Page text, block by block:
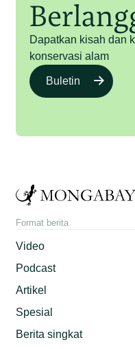
Dapatkan kisah dan
konservasi alam
Buletin
Format berita
Video
Podcast
Artikel
Spesial
Berita singkat